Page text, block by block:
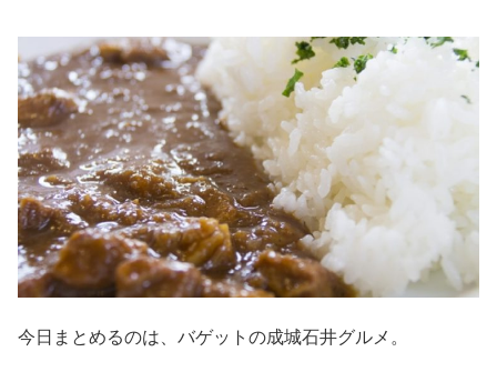
今日まとめるのは、バゲットの成城石井グルメ。